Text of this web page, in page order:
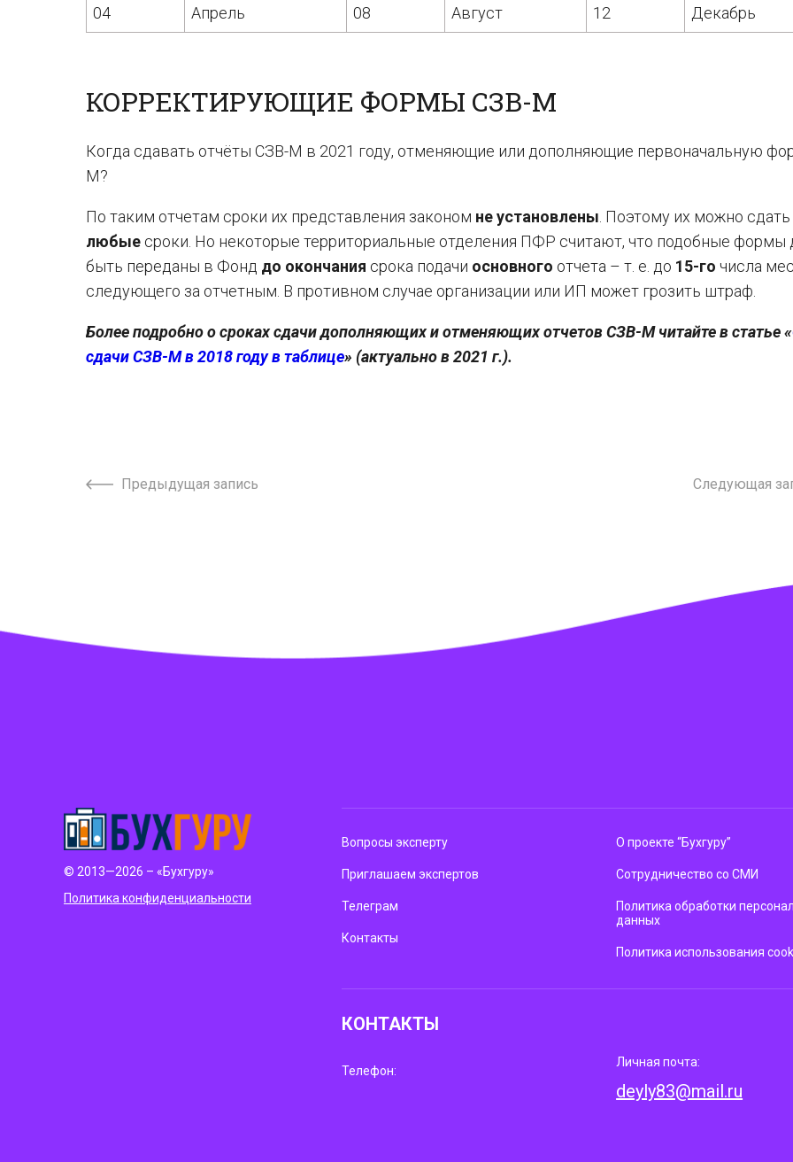
04 Апрель 08 Август 12 Декабрь
КОРРЕКТИРУЮЩИЕ ФОРМЫ СЗВ-М
Когда сдавать отчёты СЗВ-М в 2021 году, отменяющие или дополняющие первоначальную
М?
По таким отчетам сроки их представления законом не установлены . Поэтому их можно
любые сроки. Но некоторые территориальные отделения ПФР считают, что подобные
быть переданы в Фонд до окончания срока подачи основного отчета – т. е. до 15-го числа
следующего за отчетным. В противном случае организации или ИП может грозить штраф.
Более подробно о сроках сдачи дополняющих и отменяющих отчетов СЗВ-М читайте в статье «
сдачи СЗВ-М в 2018 году в таблице» (актуально в 2021 г.).
Предыдущая запись Следующая
© 2013—2026 – «Бухгуру»
Политика конфиденциальности
Вопросы эксперту
Приглашаем экспертов
Телеграм
Контакты
О проекте “Бухгуру”
Сотрудничество со СМИ
Политика обработки
данных
Политика использования
КОНТАКТЫ
Телефон:
Личная почта:
deyly83@mail.ru